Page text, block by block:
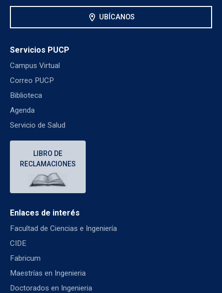
location_on UBÍCANOS
Servicios PUCP
Campus Virtual
Correo PUCP
Biblioteca
Agenda
Servicio de Salud
LIBRO DE
RECLAMACIONES
Enlaces de interés
Facultad de Ciencias e Ingeniería
CIDE
Fabricum
Maestrías en Ingenieria
Doctorados en Ingenieria